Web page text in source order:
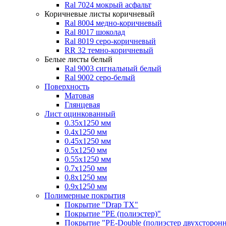
Ral 7024 мокрый асфальт
Коричневые листы коричневый
Ral 8004 медно-коричневый
Ral 8017 шоколад
Ral 8019 серо-коричневый
RR 32 темно-коричневый
Белые листы белый
Ral 9003 сигнальный белый
Ral 9002 серо-белый
Поверхность
Матовая
Глянцевая
Лист оцинкованный
0.35х1250 мм
0.4х1250 мм
0.45х1250 мм
0.5х1250 мм
0.55х1250 мм
0.7х1250 мм
0.8х1250 мм
0.9х1250 мм
Полимерные покрытия
Покрытие "Drap TX"
Покрытие "PE (полиэстер)"
Покрытие "PE-Double (полиэстер